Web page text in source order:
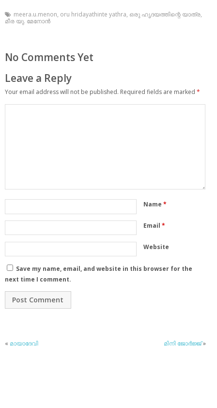
meera.u.menon, oru hridayathinte yathra, ഒരു ഹൃദയത്തിന്റെ യാത്ര,
മീര യു. മേനോന്‍
No Comments Yet
Leave a Reply
Your email address will not be published. Required fields are marked *
Name *
Email *
Website
Save my name, email, and website in this browser for the
next time I comment.
« മായാദേവി മിനി ജോര്‍ജ്ജ്»